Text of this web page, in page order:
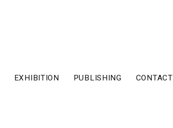
EXHIBITION PUBLISHING CONTACT